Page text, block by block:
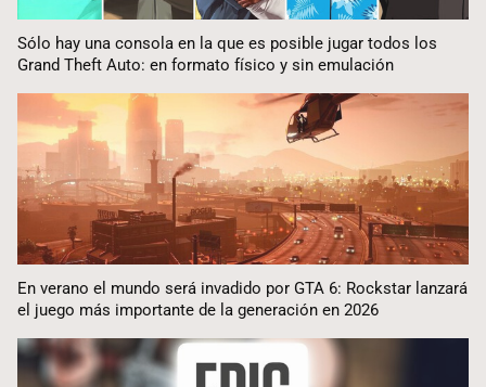
Sólo hay una consola en la que es posible jugar todos los
Grand Theft Auto: en formato físico y sin emulación
En verano el mundo será invadido por GTA 6: Rockstar lanzará
el juego más importante de la generación en 2026